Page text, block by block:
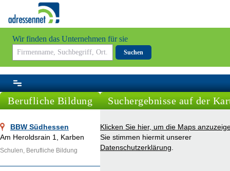
Wir finden das Unternehmen für sie
Suchen
Berufliche Bildung
BBW Südhessen
Am Heroldsrain 1, Karben
Schulen, Berufliche Bildung
Suchergebnisse auf der
Klicken Sie hier, um die Maps
Sie stimmen hiermit unserer
Datenschutzerklärung